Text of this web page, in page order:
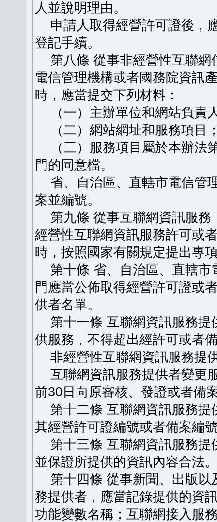
人並說明理由。
申請人取得經營許可證後，
登記手續。
第八條 從事非經營性互聯網
電信管理機構或者國務院資訊
時，應當提交下列材料：
（一）主辦單位和網站負責
（二）網站網址和服務項目
（三）服務項目屬於本辦法
門的同意檔。
省、自治區、直轄市電信管
案並編號。
第九條 從事互聯網資訊服務
經營性互聯網資訊服務許可或
時，按照國家有關規定提出專
第十條 省、自治區、直轄市
門應當公佈取得經營許可證或
供者名單。
第十一條 互聯網資訊服務提
供服務，不得超出經許可或者
非經營性互聯網資訊服務提
互聯網資訊服務提供者變更
前30日向原審核、發證或者備
第十二條 互聯網資訊服務提
其經營許可證編號或者備案編
第十三條 互聯網資訊服務提
並保證所提供的資訊內容合法
第十四條 從事新聞、出版以
務提供者，應當記錄提供的資
功能變數名稱；互聯網接入服